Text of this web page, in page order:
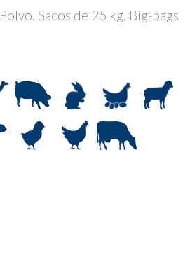
Polvo. Sacos de 25 kg, Big-bags